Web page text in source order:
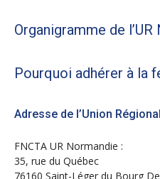
Organigramme de
Pourquoi adhérer à la
Adresse de l’Union
FNCTA UR Normandie :
35, rue du Québec
76160 Saint-Léger du Bourg